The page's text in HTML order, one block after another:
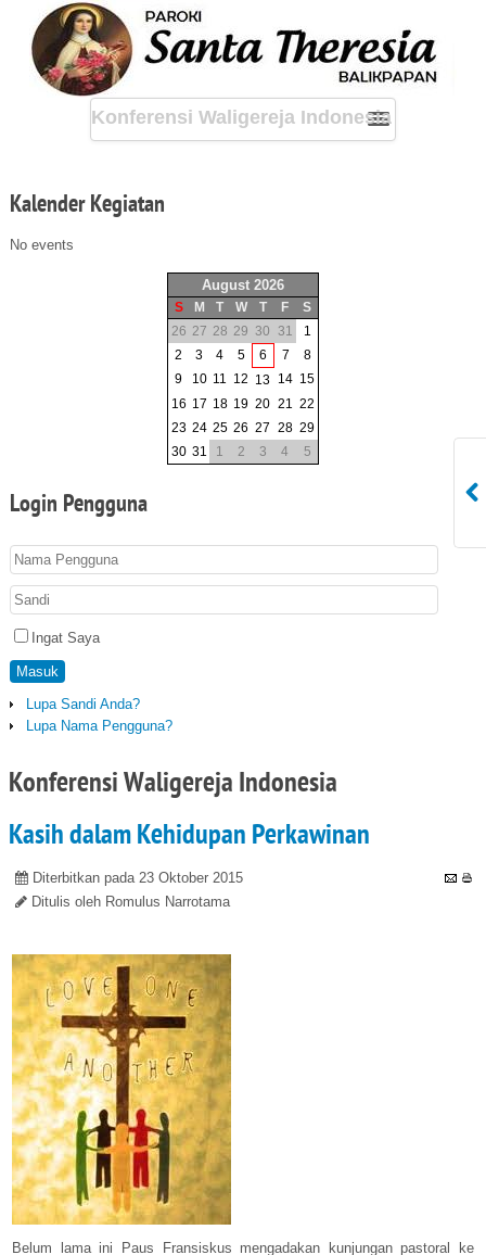
Konferensi Waligereja Indonesia
KalenderKegiatan
No events
August 2026
S M T W T F
S
26 27 28 29 30 31
1
2
3 4 5 6 7
8
9
10 11 12 13 14 15
16 17 18 19 20 21 22
23 24 25 26 27 28 29
30 31 1 2 3 4 5
Login Pengguna
Ingat Saya
Masuk
Lupa Sandi Anda?
Lupa Nama Pengguna?
Konferensi Waligereja Indonesia
Kasih dalam Kehidupan Perkawinan
Diterbitkan pada 23 Oktober 2015
Ditulis oleh Romulus Narrotama
Belum lama ini Paus Fransiskus mengadakan kunjungan pastoral ke